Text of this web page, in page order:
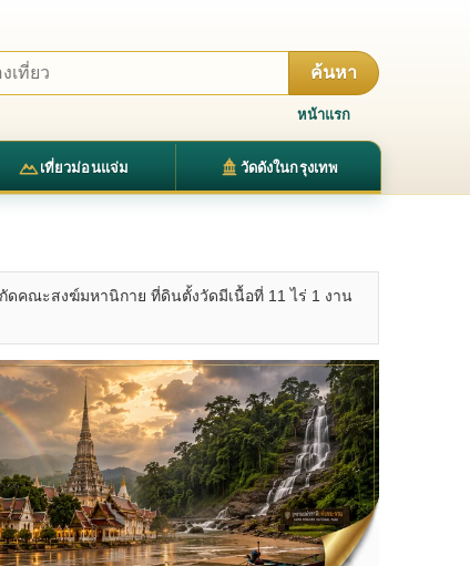
ค้นหา
หน้าแรก
เที่ยวม่อนแจ่ม วัดดังในกรุงเทพ
ดคณะสงฆ์มหานิกาย ที่ดินตั้งวัดมีเนื้อที่ 11 ไร่ 1 งาน